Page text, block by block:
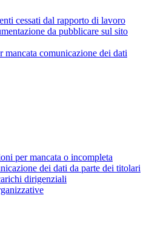
cessati dal rapporto di lavoro
da pubblicare sul sito
mancata comunicazione dei dati
per mancata o incompleta
dei dati da parte dei titolari
dirigenziali